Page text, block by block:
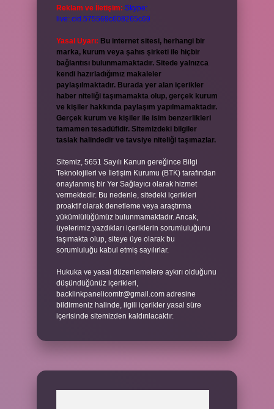
Reklam ve İletişim: Skype:
live:.cid.575569c608265c69
Yasal Uyarı: Bu internet sitesi, herhangi bir
marka, kurum veya şahıs şirketi ile hiçbir
bağlantısı bulunmamaktadır. Sitede yalnızca
kendi hazırladığımız makaleler
paylaşılmaktadır. Burada yer alan içerikler
haber niteliği taşımamakta olup, gerçek kurum
ve kişiler hakkında paylaşım yapılmamaktadır.
Gerçek kurum ve kişiler ile isim benzerlikleri
tamamen tesadüfidir. Sitemizdeki bilgiler
taslak halindedir ve tavsiye niteliği taşımazlar.
Sitemiz, 5651 Sayılı Kanun gereğince Bilgi
Teknolojileri ve İletişim Kurumu (BTK) tarafından
onaylanmış bir Yer Sağlayıcı olarak hizmet
vermektedir. Bu nedenle, sitedeki içerikleri
proaktif olarak denetleme veya araştırma
yükümlülüğümüz bulunmamaktadır. Ancak,
üyelerimiz yazdıkları içeriklerin sorumluluğunu
taşımakta olup, siteye üye olarak bu
sorumluluğu kabul etmiş sayılırlar.
Hukuka ve yasal düzenlemelere aykırı olduğunu
düşündüğünüz içerikleri,
backlinkpanelicomtr@gmail.com adresine
bildirmeniz halinde, ilgili içerikler yasal süre
içerisinde sitemizden kaldırılacaktır.